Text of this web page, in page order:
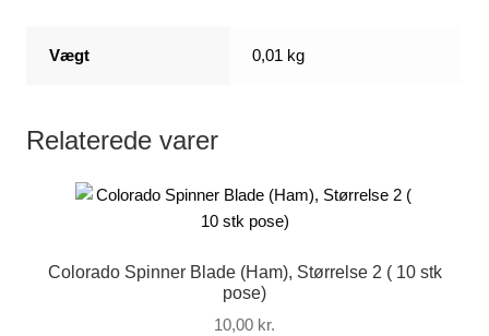
Vægt 0,01 kg
Relaterede varer
Colorado Spinner Blade (Ham), Størrelse 2 ( 10 stk
pose)
10,00 kr.